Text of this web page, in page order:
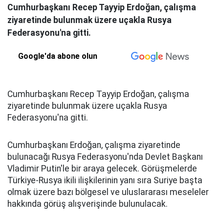
Cumhurbaşkanı Recep Tayyip Erdoğan, çalışma
ziyaretinde bulunmak üzere uçakla Rusya
Federasyonu'na gitti.
Google'da abone olun
Cumhurbaşkanı Recep Tayyip Erdoğan, çalışma
ziyaretinde bulunmak üzere uçakla Rusya
Federasyonu'na gitti.
Cumhurbaşkanı Erdoğan, çalışma ziyaretinde
bulunacağı Rusya Federasyonu'nda Devlet Başkanı
Vladimir Putin'le bir araya gelecek. Görüşmelerde
Türkiye-Rusya ikili ilişkilerinin yanı sıra Suriye başta
olmak üzere bazı bölgesel ve uluslararası meseleler
hakkında görüş alışverişinde bulunulacak.